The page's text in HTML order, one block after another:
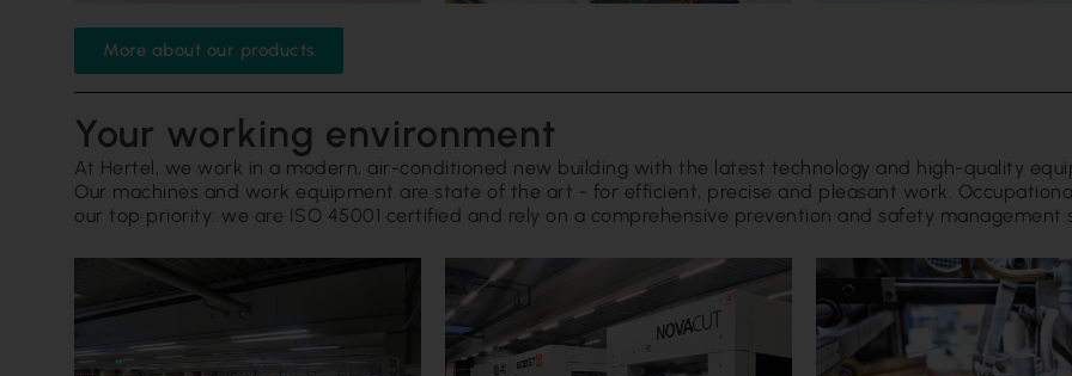
More about our products
Your working environment
At Hertel, we work in a modern, air-conditioned new building with the latest technology and high-quality
Our machines and work equipment are state of the art - for efficient, precise and pleasant work.
our top priority: we are ISO 45001 certified and rely on a comprehensive prevention and safety management